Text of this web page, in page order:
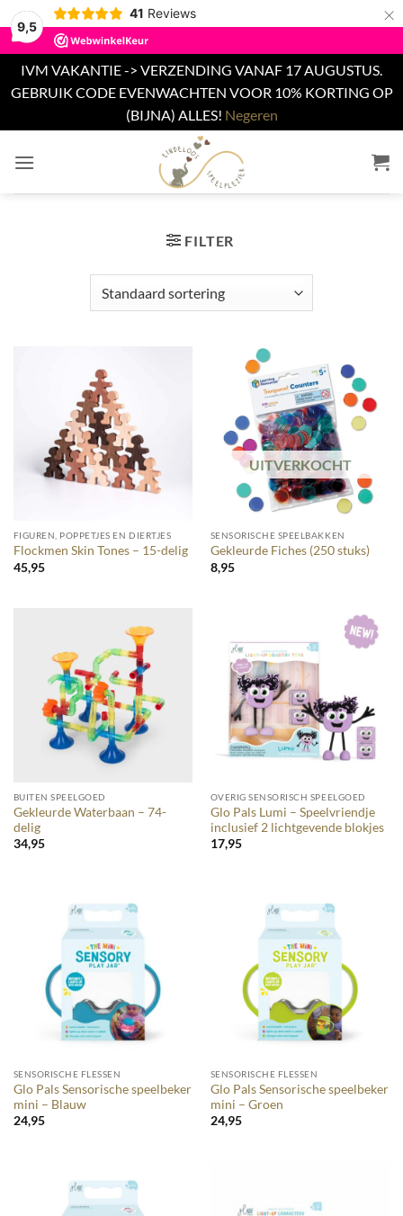
9,5
41 Reviews ×
IVM VAKANTIE -> VERZENDING VANAF 17 AUGUSTUS.
GEBRUIK CODE EVENWACHTEN VOOR 10% KORTING OP
(BIJNA) ALLES! Negeren
naar
FILTER
FIGUREN, POPPETJES EN DIERTJES
Flockmen Skin Tones – 15-delig
45,95
UITVERKOCHT
SENSORISCHE SPEELBAKKEN
Gekleurde Fiches (250 stuks)
8,95
BUITEN SPEELGOED
Gekleurde Waterbaan – 74-
delig
34,95
OVERIG SENSORISCH SPEELGOED
Glo Pals Lumi – Speelvriendje
inclusief 2 lichtgevende blokjes
17,95
SENSORISCHE FLESSEN
Glo Pals Sensorische speelbeker
mini – Blauw
24,95
SENSORISCHE FLESSEN
Glo Pals Sensorische speelbeker
mini – Groen
24,95